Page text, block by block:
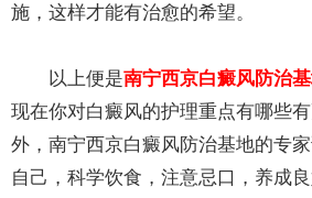
施，这样才能有治愈的希望。
以上便是南宁西京白癜风防治
现在你对白癜风的护理重点有哪些
外，南宁西京白癜风防治基地的专
自己，科学饮食，注意忌口，养成